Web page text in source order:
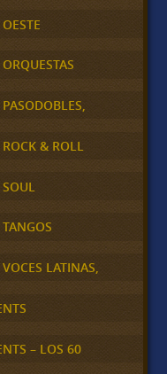
& ROLL
LATINAS,
– LOS 60